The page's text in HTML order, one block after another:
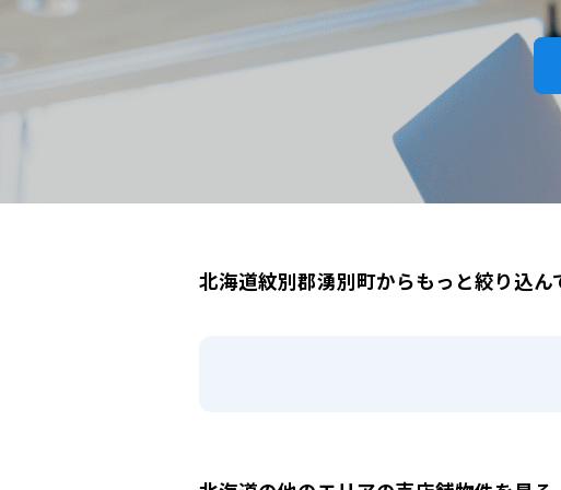
北海道紋別郡湧別町
駅選択の場合は路線ごとに該当するものを全て選
北海道紋別郡湧別町からもっと絞り込ん